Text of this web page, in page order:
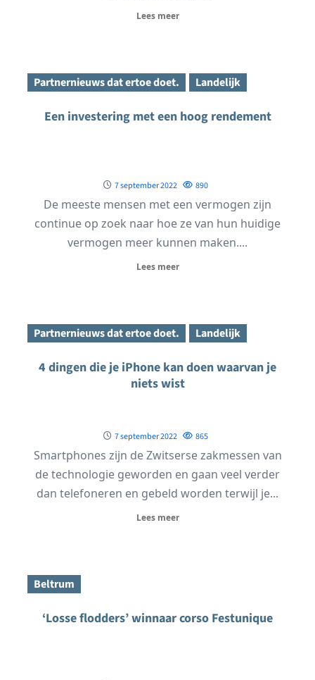
Lees meer
Partnernieuws dat ertoe doet. Landelijk
Een investering met een hoog rendement
7 september 2022 890
De meeste mensen met een vermogen zijn
continue op zoek naar hoe ze van hun huidige
vermogen meer kunnen maken....
Lees meer
Partnernieuws dat ertoe doet. Landelijk
4 dingen die je iPhone kan doen waarvan je
niets wist
7 september 2022 865
Smartphones zijn de Zwitserse zakmessen van
de technologie geworden en gaan veel verder
dan telefoneren en gebeld worden terwijl je...
Lees meer
Beltrum
‘Losse flodders’ winnaar corso Festunique